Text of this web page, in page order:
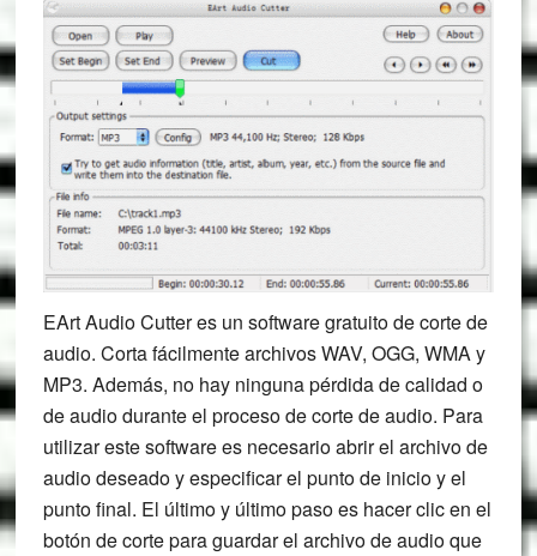
EArt Audio Cutter es un software gratuito de corte de
audio. Corta fácilmente archivos WAV, OGG, WMA y
MP3. Además, no hay ninguna pérdida de calidad o
de audio durante el proceso de corte de audio. Para
utilizar este software es necesario abrir el archivo de
audio deseado y especificar el punto de inicio y el
punto final. El último y último paso es hacer clic en el
botón de corte para guardar el archivo de audio que